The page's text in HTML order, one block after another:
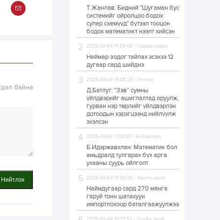
байна
Нийтлэх
ЗГ: Автобензин,
дизель түлшний
онцгой албан
татварыг тэглэлээ
1 өдөр 2
З.Мэндсайхан:
Хүнсний нөөцийг
бэлтгэх агуулах,
зоорь бэлтгэх ААН-
үүдэд хөнгөлөлттэй
зээл олгоно
1 өдөр 1 0
Европ дахь
соёлын наадам
боллоо
1 өдөр 2
Өнгөрсөн сард
металл худалдан
авчээ
1 өдөр 0 0
Т.Жанлав: Бидний "Шугаман бус
системийг ойролцоо бодох
супер схемүүд" бүтээл тооцон
бодох математикт нээлт хийсэн
2026-08-04 17:26:48 / Гадаад мэдээ
Неймар зодог тайлах эсэхээ 12
дугаар сард шийднэ
2026-08-04 10:08:29 / Улстөр
Д.Батлут: “Зэв” сумны
үйлдвэрийг ашиглалтад оруулж,
гурван нэр төрлийг үйлдвэрлэн
дотоодын хэрэгцээнд нийлүүлж
эхэлсэн
2026-08-04 11:28:33 / Боловсрол
Б.Идэржавхлан: Математик бол
амьдралд тулгарах бүх арга
ухааны суурь ойлголт
2026-08-04 10:30:38 / Эдийн засаг
Наймдугаар сард 270 мянга
гаруй тонн шатахуун
импортлохоор баталгаажуулжээ